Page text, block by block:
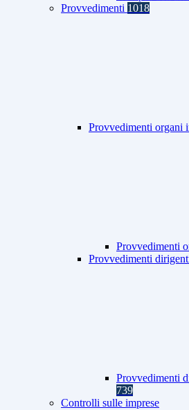
Provvedimenti 1018
Provvedimenti organi
Provvedimenti
Provvedimenti
Provvedimenti
739
Controlli sulle imprese